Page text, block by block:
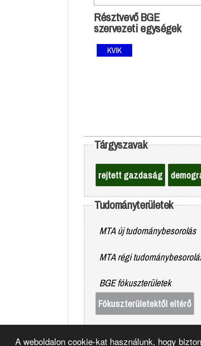
A weboldalon cookie-kat használunk, hogy
Résztvevő BGE
szervezeti egységek
KVIK
Tárgyszavak
rejtett gazdaság
Tudományterületek
MTA új tudománybesorolás
MTA régi
BGE fókuszterületek
Fókuszterületektől eltérő